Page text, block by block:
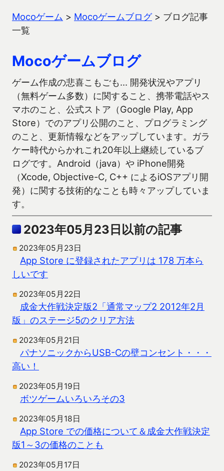
Mocoゲーム > Mocoゲームブログ> ブログ記事
一覧
Mocoゲームブログ
ゲーム作成の悲喜こもごも… 開発状況やアプリ
（無料ゲーム多数）に関すること、携帯電話やス
マホのこと、公式ストア（Google Play, App
Store）でのアプリ公開のこと、プログラミング
のこと、更新情報などをアップしています。ガラ
ケー時代からかれこれ20年以上継続しているブ
ログです。Android（java）や iPhone開発
（Xcode, Objective-C, C++ によるiOSアプリ開
発）に関する技術的なことも時々アップしていま
す。
2023年05月23日以前の記事
2023年05月23日
App Store に登録されたアプリは 178 万本ら
しいです
2023年05月22日
成金大作戦決定版2「通常マップ2 2012年2月
版」のステージ5のクリア方法
2023年05月21日
パナソニックからUSB-Cの壁コンセント・・・
高い！
2023年05月19日
ボツゲームいろいろその3
2023年05月18日
App Store での価格について＆成金大作戦決定
版1～3の価格のことも
2023年05月17日